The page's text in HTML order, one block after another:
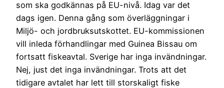
som ska godkännas på EU-nivå. Idag var det
dags igen. Denna gång som överläggningar i
Miljö- och jordbruksutskottet. EU-kommissionen
vill inleda förhandlingar med Guinea Bissau om
fortsatt fiskeavtal. Sverige har inga invändningar.
Nej, just det inga invändningar. Trots att det
tidigare avtalet har lett till storskaligt fiske